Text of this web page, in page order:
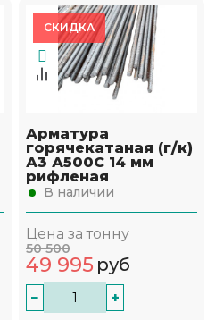
СКИДКА
Арматура
горячекатаная (г/к)
А3 А500С 14 мм
рифленая
В наличии
Цена за тонну
50 500
49 995 руб
− +